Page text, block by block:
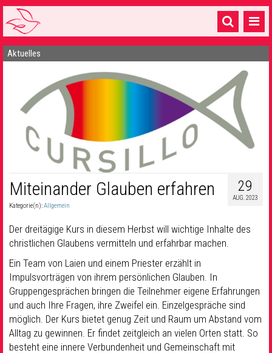
Startseite
16 Gemeinden & mehr
Gottesdienste & Sinnsuche
Sakramente & Feste
Gemeinschaft & Soziales
Musik& Kultur
Seelsorge & Kontakt
Aktuelles
29
AUG. 2023
Miteinander Glauben erfahren
Kategorie(n):Allgemein
Der dreitägige Kurs in diesem Herbst will wichtige Inhalte des
christlichen Glaubens vermitteln und erfahrbar machen.
Ein Team von Laien und einem Priester erzählt in
Impulsvorträgen von ihrem persönlichen Glauben. In
Gruppengesprächen bringen die Teilnehmer eigene Erfahrungen
und auch Ihre Fragen, ihre Zweifel ein. Einzelgespräche sind
möglich. Der Kurs bietet genug Zeit und Raum um Abstand vom
Alltag zu gewinnen. Er findet zeitgleich an vielen Orten statt. So
besteht eine innere Verbundenheit und Gemeinschaft mit